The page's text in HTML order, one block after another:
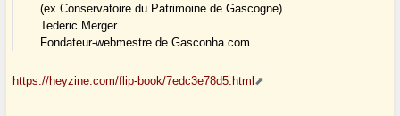
(ex Conservatoire du Patrimoine de Gascogne)
Tederic Merger
Fondateur-webmestre de Gasconha.com
https://heyzine.com/flip-book/7edc3e78d5.html